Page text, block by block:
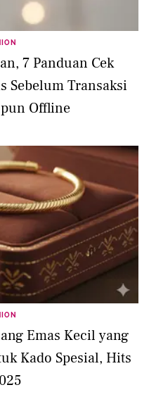
7 Panduan Cek
Sebelum Transaksi
Offline
Emas Kecil yang
Kado Spesial, Hits